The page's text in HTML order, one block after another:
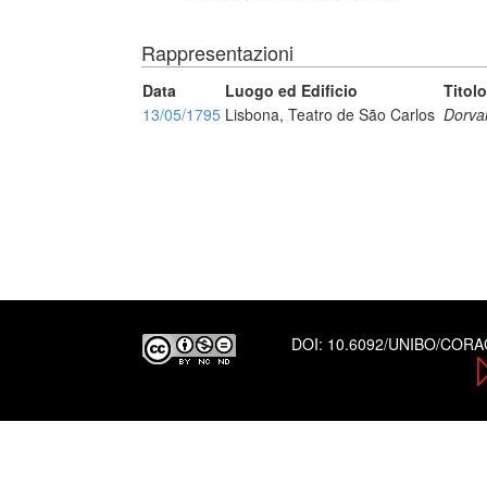
Rappresentazioni
Data Luogo ed Edificio
Titolo
13/05/1795 Lisbona, Teatro de São Carlos
DOI: 10.6092/UNIBO/